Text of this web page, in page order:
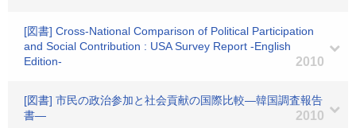
[図書] Cross-National Comparison of Political Participation
and Social Contribution : USA Survey Report -English
Edition-
2010
[図書] 市民の政治参加と社会貢献の国際比較―韓国調査報告
書―
2010